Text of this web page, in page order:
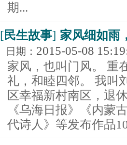
期...
[民生故事] 家风细如雨
日期： 2015-05-08
家风，也叫门风。 重
礼，和睦四邻。 我叫
区幸福新村南区，退
《乌海日报》《内蒙
代诗人》等发布作品